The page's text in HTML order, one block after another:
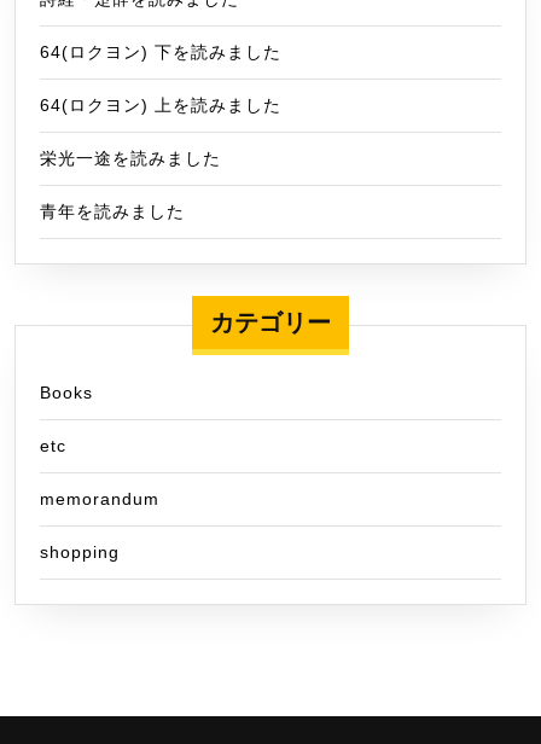
64(ロクヨン) 下を読みました
64(ロクヨン) 上を読みました
栄光一途を読みました
青年を読みました
カテゴリー
Books
etc
memorandum
shopping